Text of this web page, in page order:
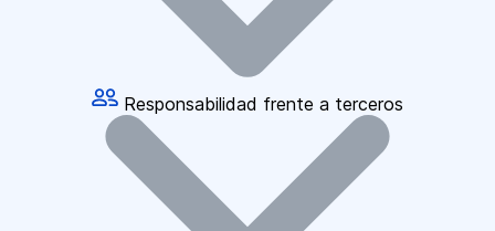
Responsabilidad frente a terceros